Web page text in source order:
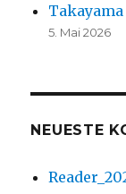
5. Mai 2026
NEUESTE